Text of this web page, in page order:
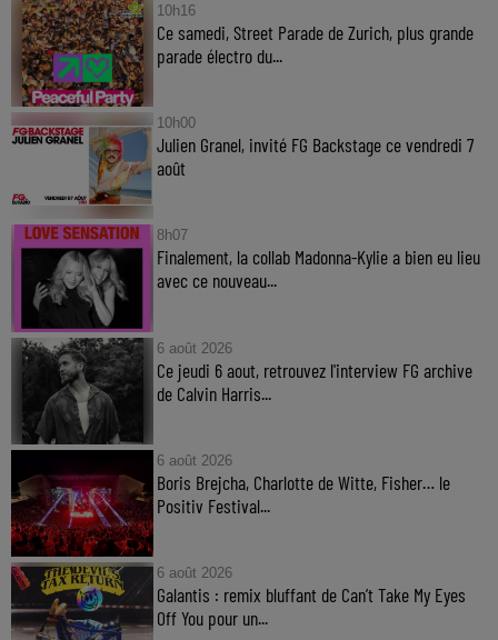
10h16
Ce samedi, Street Parade de Zurich, plus grande
parade électro du...
10h00
Julien Granel, invité FG Backstage ce vendredi 7
août
8h07
Finalement, la collab Madonna-Kylie a bien eu lieu
avec ce nouveau...
6 août 2026
Ce jeudi 6 aout, retrouvez l'interview FG archive
de Calvin Harris...
6 août 2026
Boris Brejcha, Charlotte de Witte, Fisher… le
Positiv Festival...
6 août 2026
Galantis : remix bluffant de Can’t Take My Eyes
Off You pour un...